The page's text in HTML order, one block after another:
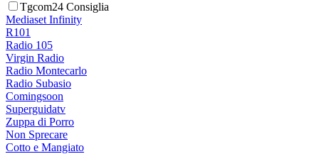
Tgcom24 Consiglia
Mediaset Infinity
R101
Radio 105
Virgin Radio
Radio Montecarlo
Radio Subasio
Comingsoon
Superguidatv
Zuppa di Porro
Non Sprecare
Cotto e Mangiato